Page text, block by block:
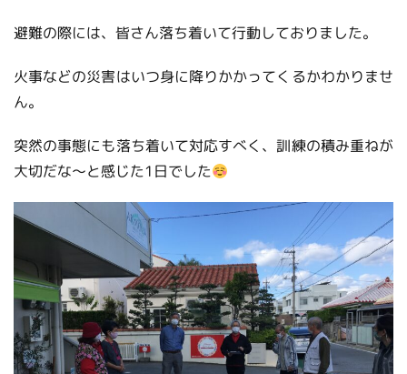
避難の際には、皆さん落ち着いて行動しておりました。
火事などの災害はいつ身に降りかかってくるかわかりませ
ん。
突然の事態にも落ち着いて対応すべく、訓練の積み重ねが
大切だな～と感じた1日でした